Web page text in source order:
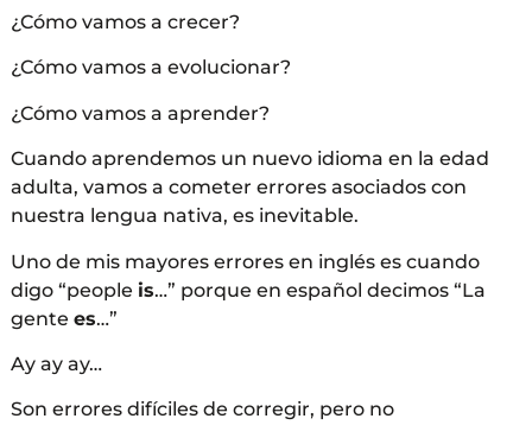
¿Cómo vamos a crecer?
¿Cómo vamos a evolucionar?
¿Cómo vamos a aprender?
Cuando aprendemos un nuevo idioma en la edad
adulta, vamos a cometer errores asociados con
nuestra lengua nativa, es inevitable.
Uno de mis mayores errores en inglés es cuando
digo “people is…” porque en español decimos “La
gente es…”
Ay ay ay…
Son errores difíciles de corregir, pero no